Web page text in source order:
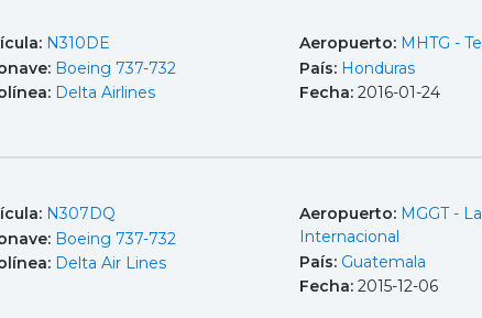
N310DE
Boeing 737-732
Delta Airlines
Aeropuerto: MHTG -
País: Honduras
Fecha: 2016-01-24
N307DQ
Boeing 737-732
Delta Air Lines
Aeropuerto: MGGT -
Internacional
País: Guatemala
Fecha: 2015-12-06